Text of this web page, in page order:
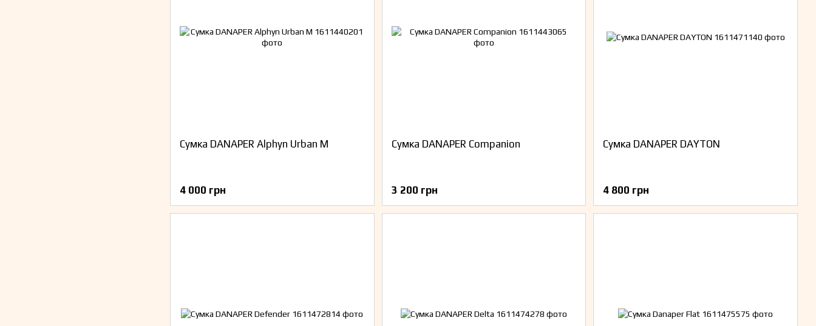
Сумка DANAPER Alphyn Urban M
4 000 грн
Сумка DANAPER Companion
3 200 грн
Сумка DANAPER DAYTON
4 800 грн